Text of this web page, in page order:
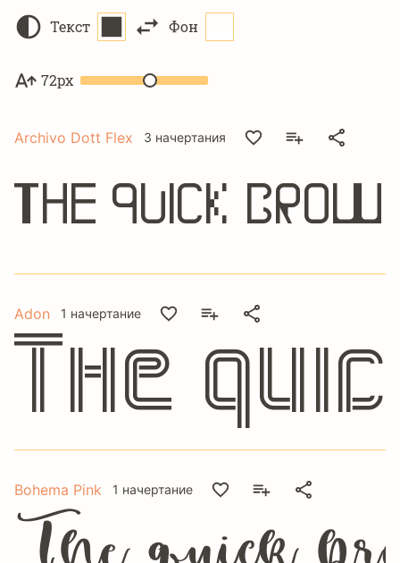
Текст Фон
72px
Archivo Dott Flex 3 начертания
The quick
Adon 1 начертание
The
Bohema Pink 1 начертание